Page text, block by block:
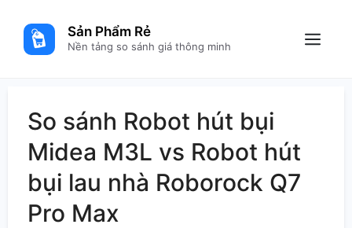
content
Sản Phẩm Rẻ
Nền tảng so sánh giá thông minh Menu
So sánh Robot hút bụi
Midea M3L vs Robot hút
bụi lau nhà Roborock Q7
Pro Max